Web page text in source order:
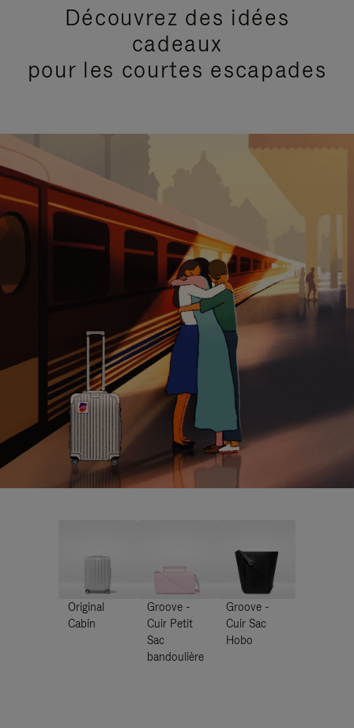
Découvrez des idées
cadeaux
pour les courtes escapades
Original
Cabin
Groove -
Cuir Petit
Sac
bandoulière
Groove -
Cuir Sac
Hobo